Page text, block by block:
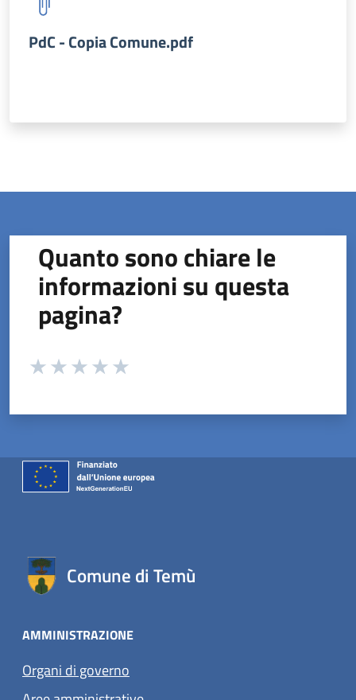
PdC - Copia Comune.pdf
Quanto sono chiare le
informazioni su questa
pagina?
Valuta da 1 a 5 stelle la pagina
Comune di Temù
AMMINISTRAZIONE
Organi di governo